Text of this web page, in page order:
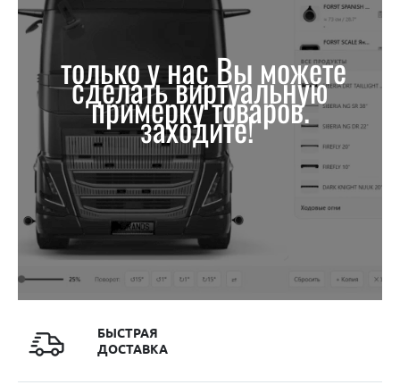
только у нас Вы можете
сделать виртуальную
примерку товаров.
заходите!
БЫСТРАЯ
ДОСТАВКА